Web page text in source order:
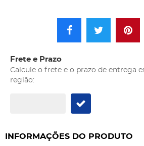
Frete e Prazo
Calcule o frete e o prazo de entrega
região:
INFORMAÇÕES DO PRODUTO